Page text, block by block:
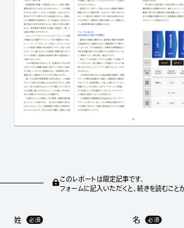
このレポートは限定記事です。
フォームに記入いただくと、続きを読むことが